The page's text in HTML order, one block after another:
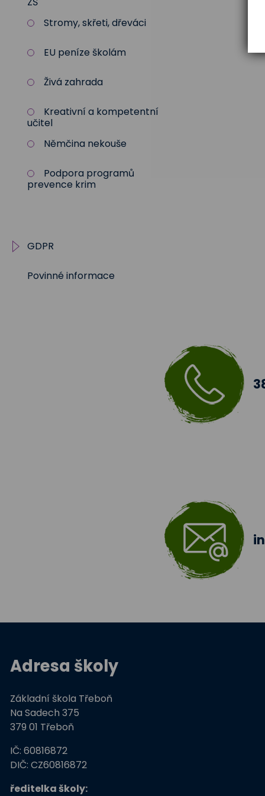
Stromy, skřeti, dřeváci
EU peníze školám
Živá zahrada
Kreativní a kompetentní
učitel
Němčina nekouše
Podpora programů
prevence krim
GDPR
Práva subjektu
Povinné informace
Adresa školy
Základní škola Třeboň
Na Sadech 375
379 01 Třeboň
IČ: 60816872
DIČ: CZ60816872
ředitelka školy: